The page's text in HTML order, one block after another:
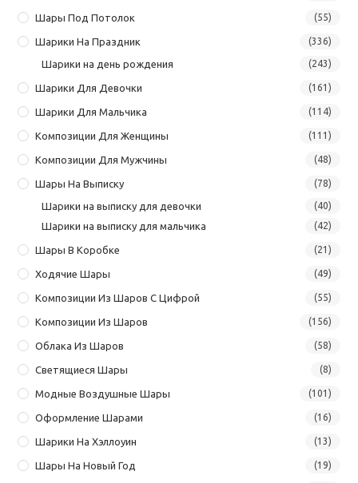
Шары Под Потолок (55)
Шарики На Праздник (336)
Шарики на день рождения (243)
Шарики Для Девочки (161)
Шарики Для Мальчика (114)
Композиции Для Женщины (111)
Композиции Для Мужчины (48)
Шары На Выписку (78)
Шарики на выписку для девочки (40)
Шарики на выписку для мальчика (42)
Шары В Коробке (21)
Ходячие Шары (49)
Композиции Из Шаров С Цифрой (55)
Композиции Из Шаров (156)
Облака Из Шаров (58)
Светящиеся Шары (8)
Модные Воздушные Шары (101)
Оформление Шарами (16)
Шарики На Хэллоуин (13)
Шары На Новый Год (19)